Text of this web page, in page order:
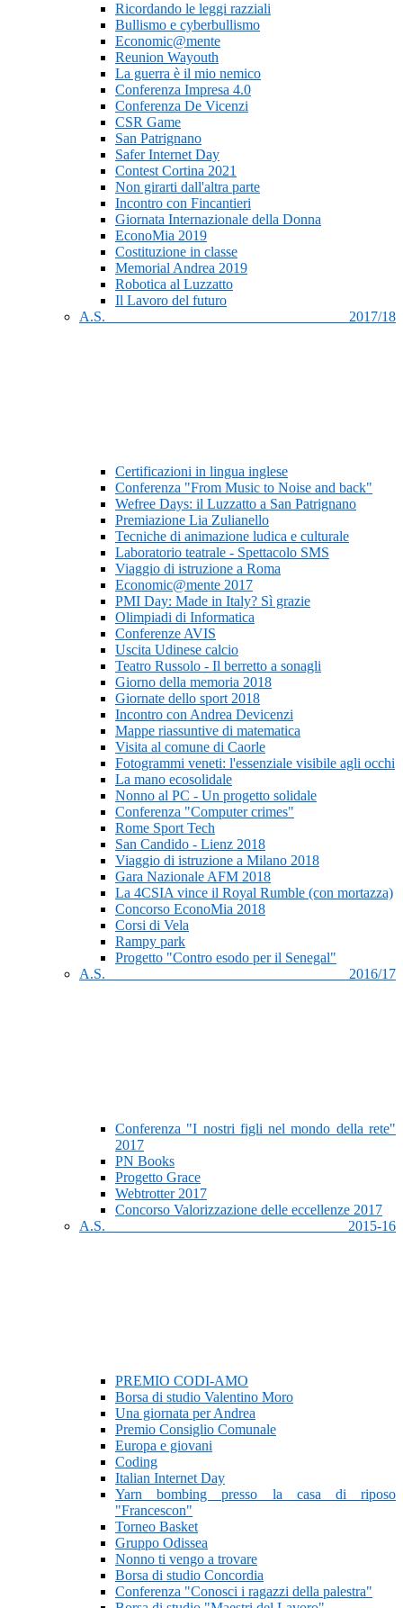
Ricordando le leggi razziali
Bullismo e cyberbullismo
Economic@mente
Reunion Wayouth
La guerra è il mio nemico
Conferenza Impresa 4.0
Conferenza De Vicenzi
CSR Game
San Patrignano
Safer Internet Day
Contest Cortina 2021
Non girarti dall'altra parte
Incontro con Fincantieri
Giornata Internazionale della Donna
EconoMia 2019
Costituzione in classe
Memorial Andrea 2019
Robotica al Luzzatto
Il Lavoro del futuro
A.S. 2017/18
Certificazioni in lingua inglese
Conferenza "From Music to Noise and back"
Wefree Days: il Luzzatto a San Patrignano
Premiazione Lia Zulianello
Tecniche di animazione ludica e culturale
Laboratorio teatrale - Spettacolo SMS
Viaggio di istruzione a Roma
Economic@mente 2017
PMI Day: Made in Italy? Sì grazie
Olimpiadi di Informatica
Conferenze AVIS
Uscita Udinese calcio
Teatro Russolo - Il berretto a sonagli
Giorno della memoria 2018
Giornate dello sport 2018
Incontro con Andrea Devicenzi
Mappe riassuntive di matematica
Visita al comune di Caorle
Fotogrammi veneti: l'essenziale visibile agli occhi
La mano ecosolidale
Nonno al PC - Un progetto solidale
Conferenza "Computer crimes"
Rome Sport Tech
San Candido - Lienz 2018
Viaggio di istruzione a Milano 2018
Gara Nazionale AFM 2018
La 4CSIA vince il Royal Rumble (con mortazza)
Concorso EconoMia 2018
Corsi di Vela
Rampy park
Progetto "Contro esodo per il Senegal"
A.S. 2016/17
Conferenza "I nostri figli nel mondo della rete"
2017
PN Books
Progetto Grace
Webtrotter 2017
Concorso Valorizzazione delle eccellenze 2017
A.S. 2015-16
PREMIO CODI-AMO
Borsa di studio Valentino Moro
Una giornata per Andrea
Premio Consiglio Comunale
Europa e giovani
Coding
Italian Internet Day
Yarn bombing presso la casa di riposo
"Francescon"
Torneo Basket
Gruppo Odissea
Nonno ti vengo a trovare
Borsa di studio Concordia
Conferenza "Conosci i ragazzi della palestra"